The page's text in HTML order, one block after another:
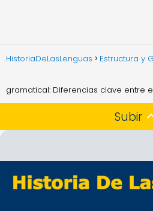
HistoriaDeLasLenguas Estructura y
gramatical: Diferencias clave entre
Subir